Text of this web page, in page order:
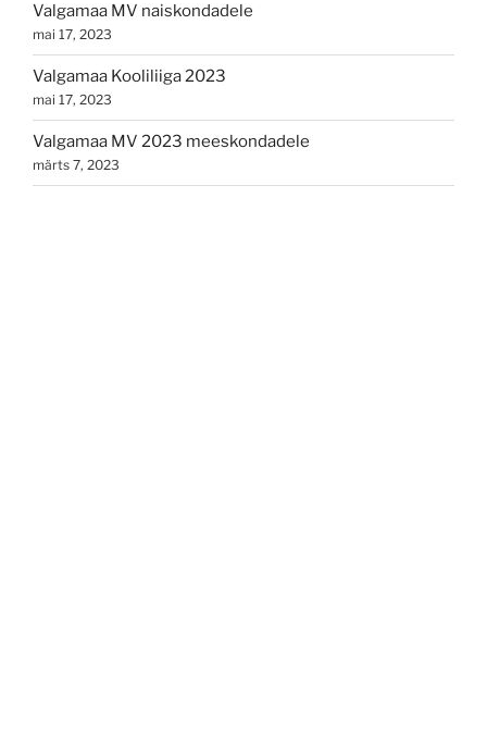
Valgamaa MV naiskondadele
mai 17, 2023
Valgamaa Kooliliiga 2023
mai 17, 2023
Valgamaa MV 2023 meeskondadele
märts 7, 2023